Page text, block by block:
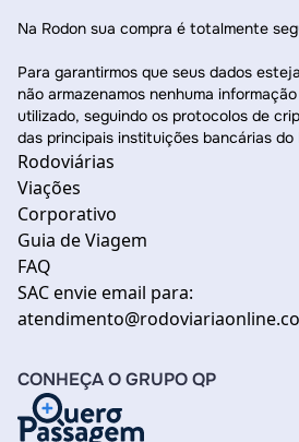
Na Rodon sua compra é totalmente
Para garantirmos que seus dados
não armazenamos nenhuma
utilizado, seguindo os protocolos de
das principais instituições bancárias do
Rodoviárias
Viações
Corporativo
Guia de Viagem
FAQ
SAC envie email para:
CONHEÇA O GRUPO QP